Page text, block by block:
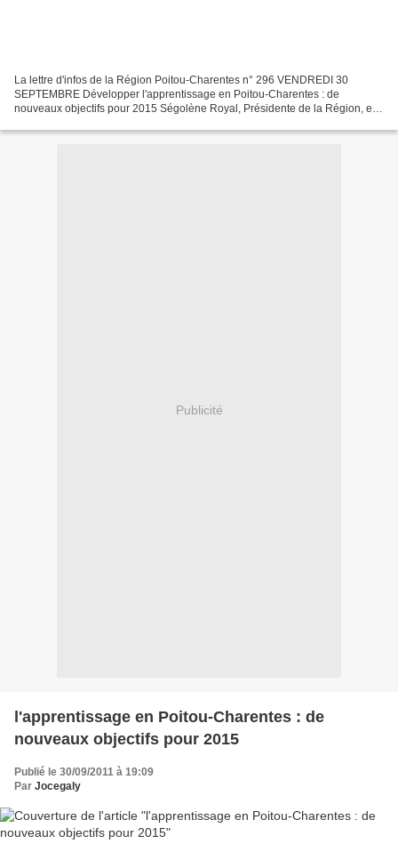
La lettre d'infos de la Région Poitou-Charentes n° 296 VENDREDI 30
SEPTEMBRE Développer l'apprentissage en Poitou-Charentes : de
nouveaux objectifs pour 2015 Ségolène Royal, Présidente de la Région, et
Publicité
l'apprentissage en Poitou-Charentes : de
nouveaux objectifs pour 2015
Publié le 30/09/2011 à 19:09
Par Jocegaly